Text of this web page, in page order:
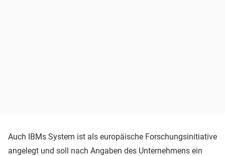
Auch IBMs System ist als europäische Forschungsinitiative
angelegt und soll nach Angaben des Unternehmens ein